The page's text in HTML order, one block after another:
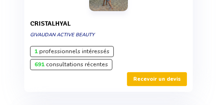
CRISTALHYAL
GIVAUDAN ACTIVE BEAUTY
1professionnels intéressés
691consultations récentes
Recevoir un devis